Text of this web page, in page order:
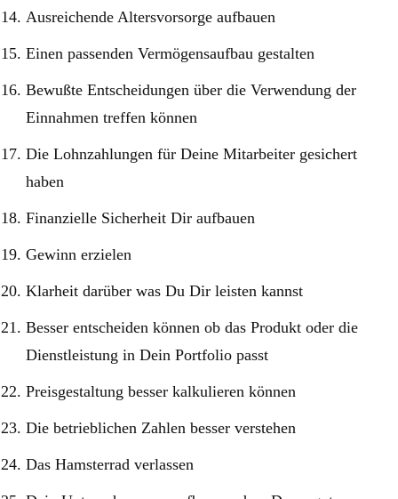
Ausreichende Altersvorsorge aufbauen
Einen passenden Vermögensaufbau gestalten
Bewußte Entscheidungen über die Verwendung der
Einnahmen treffen können
Die Lohnzahlungen für Deine Mitarbeiter gesichert
haben
Finanzielle Sicherheit Dir aufbauen
Gewinn erzielen
Klarheit darüber was Du Dir leisten kannst
Besser entscheiden können ob das Produkt oder die
Dienstleistung in Dein Portfolio passt
Preisgestaltung besser kalkulieren können
Die betrieblichen Zahlen besser verstehen
Das Hamsterrad verlassen